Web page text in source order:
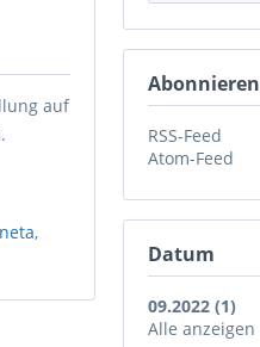
Abonnieren
RSS-Feed
Atom-Feed
Datum
09.2022 (1)
Alle anzeigen
auf
,